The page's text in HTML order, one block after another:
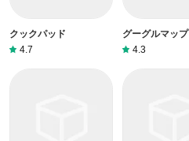
クックパッド
4.7
グーグルマップ
4.3